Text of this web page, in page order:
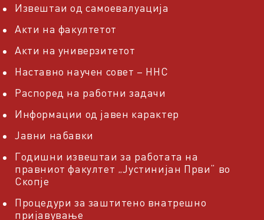
Извештаи од самоевалуација
Акти на факултетот
Акти на универзитетот
Наставно научен совет – ННС
Распоред на работни задачи
Информации од јавен карактер
Јавни набавки
Годишни извештаи за работата на
правниот факултет „Јустинијан Први“ во
Скопје
Процедури за заштитено внатрешно
пријавување